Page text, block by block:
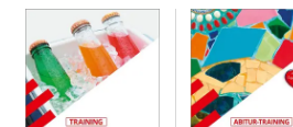
hilfreicheArbeitsschritte, die
Textes helfen
übersichtliche
Infokästen, die
zusammenfassen